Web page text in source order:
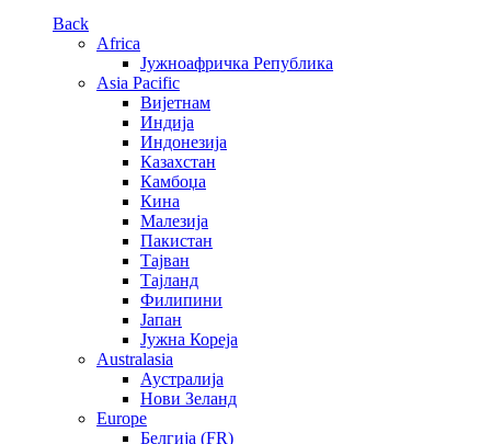
Back
Africa
Јужноафричка Република
Asia Pacific
Вијетнам
Индија
Индонезија
Казахстан
Камбоџа
Кина
Малезија
Пакистан
Тајван
Тајланд
Филипини
Јапан
Јужна Кореја
Australasia
Аустралија
Нови Зеланд
Europe
Белгија (FR)